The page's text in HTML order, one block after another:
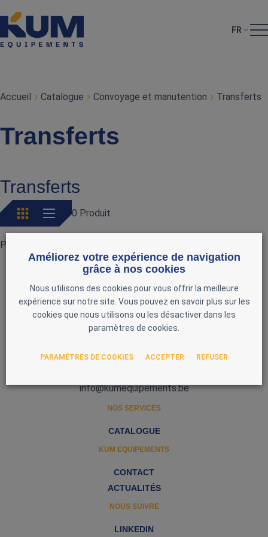
FR
Accueil Catalogue Convoyage et manutention Transferts
Transferts
Transferts
0 Produit
Pas de produits actuellement
Zone d'Activité Nord 3
Belgique
info@kumequipements.be
NOS SERVICES
CATALOGUE
KUM EQUIPEMENTS
CONTACT
ACTUALITÉS
NOUS SUIVRE
LINKEDIN
Améliorez votre expérience de navigation
grâce à nos cookies
Nous utilisons des cookies pour vous offrir la meilleure
expérience sur notre site. Vous pouvez en savoir plus sur les
cookies que nous utilisons ou les désactiver dans les
paramètres de cookies.
PARAMÈTRES DE COOKIES ACCEPTER REFUSER